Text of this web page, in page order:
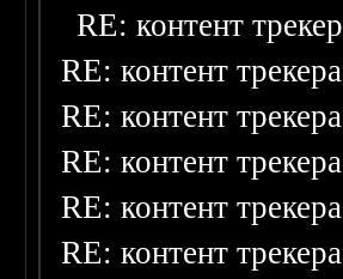
RE: контент
RE: контент трекера
RE: контент трекера
RE: контент трекера
RE: контент трекера
RE: контент трекера